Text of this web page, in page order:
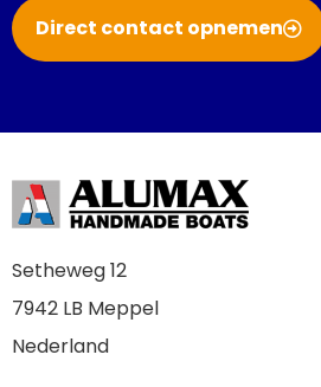
Direct contact opnemen
Setheweg 12
7942 LB Meppel
Nederland